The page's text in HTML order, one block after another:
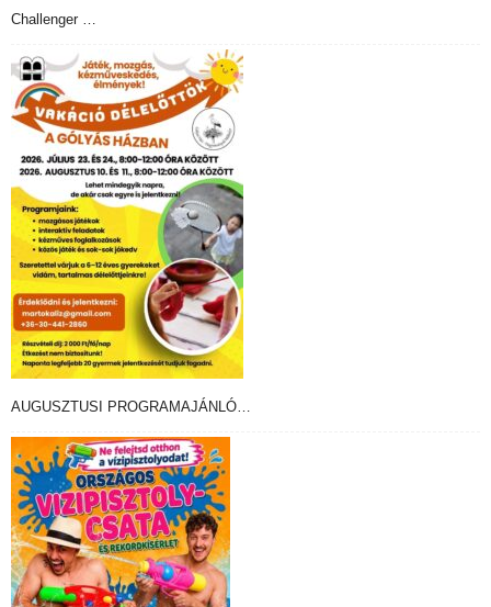
Challenger …
AUGUSZTUSI PROGRAMAJÁNLÓ…